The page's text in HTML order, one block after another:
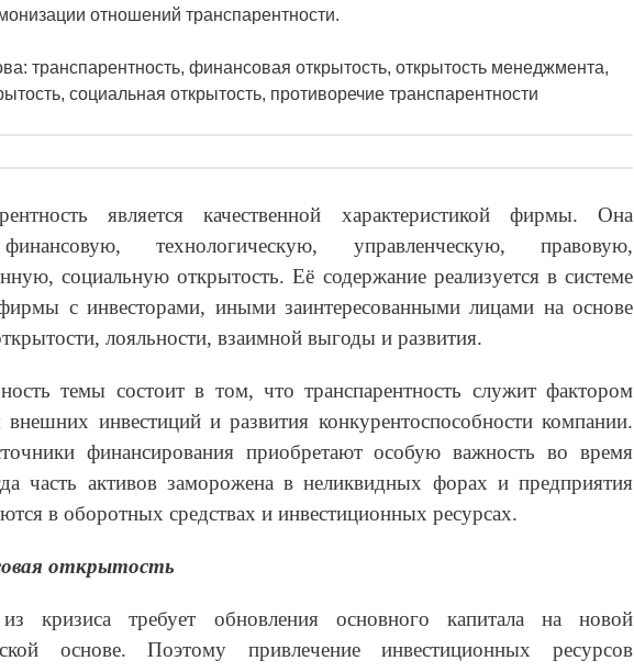
отношений транспарентности.
транспарентность, финансовая открытость, открытость менеджмента,
социальная открытость, противоречие транспарентности
является качественной характеристикой фирмы. Она
технологическую, управленческую, правовую,
социальную открытость. Её содержание реализуется в системе
с инвесторами, иными заинтересованными лицами на основе
лояльности, взаимной выгоды и развития.
темы состоит в том, что транспарентность служит фактором
внешних инвестиций и развития конкурентоспособности компании.
финансирования приобретают особую важность во время
часть активов заморожена в неликвидных форах и предприятия
в оборотных средствах и инвестиционных ресурсах.
открытость
кризиса требует обновления основного капитала на новой
основе. Поэтому привлечение инвестиционных ресурсов